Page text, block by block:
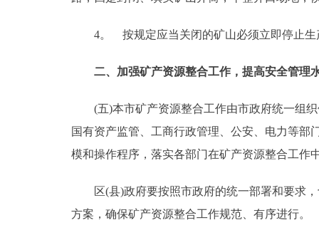
4。 按规定应当关闭的矿山必须立即停止生
二、加强矿产资源整合工作，提高安全管理
(五)本市矿产资源整合工作由市政府统一组织
国有资产监管、工商行政管理、公安、电力等
模和操作程序，落实各部门在矿产资源整合工作
区(县)政府要按照市政府的统一部署和要求，
方案，确保矿产资源整合工作规范、有序进行。